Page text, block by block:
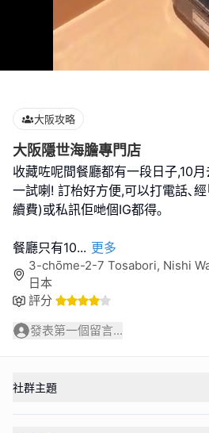
100.00%
大阪攻略
大阪隱世海膽專門店
收藏咗呢間餐廳都有一段日子,10
一試喇! 訂枱好方便,可以打電話､
續費)或私訊佢哋個IG都得｡
餐廳只有10... 更多
3-chōme-2-7 Tosabori, Nishi
日本
評分
發表第一個留言...
社群主題